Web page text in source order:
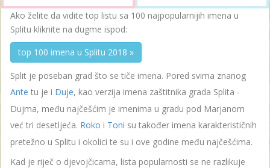
Ako želite da vidite top listu sa 100 najpopularnijih imena u
Splitu kliknite na dugme ispod:
top 100 imena u Splitu 2018 »
Split je poseban grad što se tiče imena. Pored svima znanog
Ante tu je i Duje, kao verzija imena zaštitnika grada Splita -
Dujma, među najčešćim je imenima u gradu pod Marjanom
već tri desetljeća. Roko i Toni su također imena karakterističnih
pretežno u Splitu i okolici te su i ove godine među najčešćima.
Kad je riječ o djevojčicama, lista popularnosti se ne razlikuje